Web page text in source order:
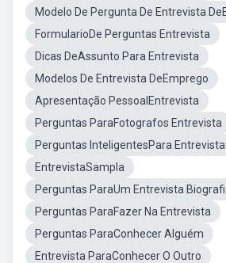
Modelo De Pergunta De Entrevista
FormularioDe Perguntas Entrevista
Dicas DeAssunto Para Entrevista
Modelos De Entrevista DeEmprego
Apresentação PessoalEntrevista
Perguntas ParaFotografos Entrevista
Perguntas InteligentesPara Entrevista
EntrevistaSampla
Perguntas ParaUm Entrevista
Perguntas ParaFazer Na Entrevista
Perguntas ParaConhecer Alguém
Entrevista ParaConhecer O Outro